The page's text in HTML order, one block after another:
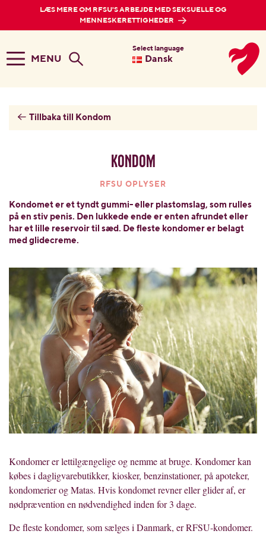
LÆS MERE OM RFSU'S ARBEJDE MED SEKSUELLE OG
MENNESKERETTIGHEDER
MENU
Select language
Dansk
Tillbaka till Kondom
Kondom
RFSU OPLYSER
Kondomet er et tyndt gummi- eller plastomslag, som rulles
på en stiv penis. Den lukkede ende er enten afrundet eller
har et lille reservoir til sæd. De fleste kondomer er belagt
med glidecreme.
Kondomer er lettilgængelige og nemme at bruge. Kondomer kan
købes i dagligvarebutikker, kiosker, benzinstationer, på apoteker,
kondomerier og Matas. Hvis kondomet revner eller glider af, er
nødprævention en nødvendighed inden for 3 dage.
De fleste kondomer, som sælges i Danmark, er RFSU-kondomer.